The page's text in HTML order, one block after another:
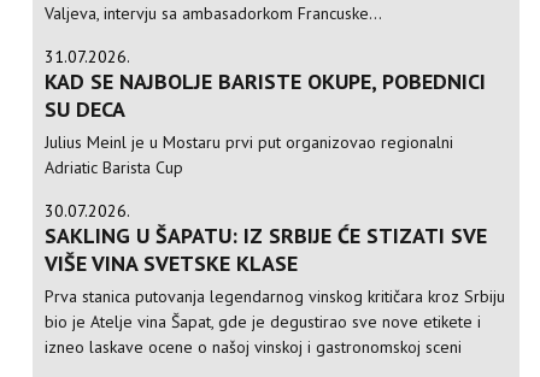
Valjeva, intervju sa ambasadorkom Francuske...
31.07.2026.
KAD SE NAJBOLJE BARISTE OKUPE, POBEDNICI
SU DECA
Julius Meinl je u Mostaru prvi put organizovao regionalni
Adriatic Barista Cup
30.07.2026.
SAKLING U ŠAPATU: IZ SRBIJE ĆE STIZATI SVE
VIŠE VINA SVETSKE KLASE
Prva stanica putovanja legendarnog vinskog kritičara kroz Srbiju
bio je Atelje vina Šapat, gde je degustirao sve nove etikete i
izneo laskave ocene o našoj vinskoj i gastronomskoj sceni